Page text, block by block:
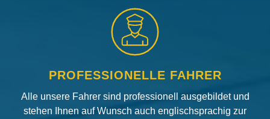
PROFESSIONELLE FAHRER
Alle unsere Fahrer sind professionell ausgebildet und
stehen Ihnen auf Wunsch auch englischsprachig zur